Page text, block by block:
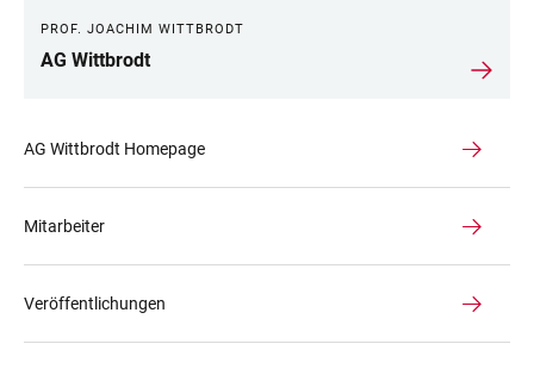
PROF. JOACHIM WITTBRODT
AG Wittbrodt
AG Wittbrodt Homepage
Mitarbeiter
Veröffentlichungen